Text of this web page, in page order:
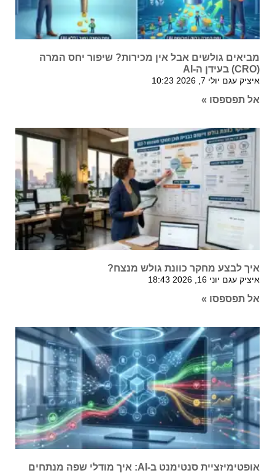
מביאים גולשים אבל אין מכירות? שיפור יחס המרה
(CRO) בעידן ה-AI
איציק עגם יולי 7, 2026 10:23
אל תפספסו »
איך לבצע מחקר כוונת גולש מנצח?
איציק עגם יוני 16, 2026 18:43
אל תפספסו »
אופטימיזציית סנטימנט ב-AI: איך מודלי שפה מנתחים